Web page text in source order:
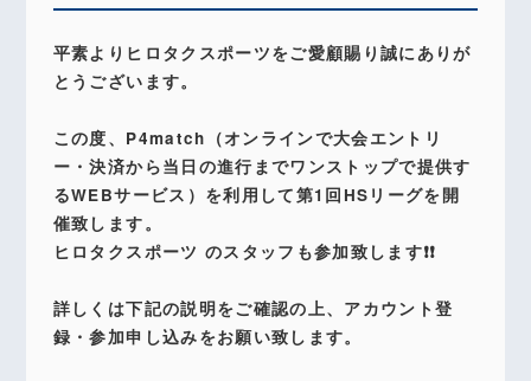
平素よりヒロタクスポーツをご愛顧賜り誠にありが
とうございます。
この度、P4match（オンラインで大会エントリ
ー・決済から当日の進行までワンストップで提供す
るWEBサービス）を利用して第1回HSリーグを開
催致します。
ヒロタクスポーツ のスタッフも参加致します❗️❗️
詳しくは下記の説明をご確認の上、アカウント登
録・参加申し込みをお願い致します。